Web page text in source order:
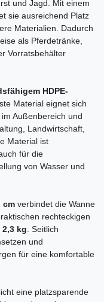
und Jagd. Mit einem
sie ausreichend Platz
Materialien. Dadurch
als Pferdetränke,
Vorratsbehälter
HDPE-
Material eignet sich
Außenbereich und
Landwirtschaft,
Material ist
für die
von Wasser und
cm verbindet die Wanne
rechteckigen
2,3 kg. Seitlich
und
für eine komfortable
eine platzsparende